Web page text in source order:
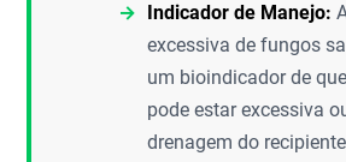
Indicador de Manejo:
excessiva de fungos
um bioindicador de
pode estar excessiva
drenagem do